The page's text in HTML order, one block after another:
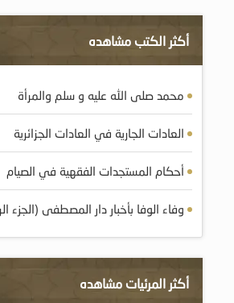
أكثر الكتب مشاهده
محمد صلى الله عليه و سلم والمرأة
العادات الجارية في العادات الجزائرية
أحكام المستجدات الفقهية في الصيام
وفاء الوفا بأخبار دار المصطفى (الجزء
أكثر المرئيات مشاهده